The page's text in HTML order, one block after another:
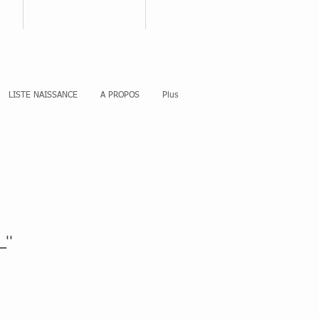
LISTE NAISSANCE A PROPOS Plus